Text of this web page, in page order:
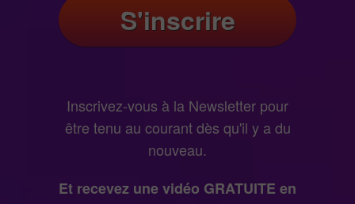
S'inscrire
Inscrivez-vous à la Newsletter pour
être tenu au courant dès qu'il y a du
nouveau.
Et recevez une vidéo GRATUITE en